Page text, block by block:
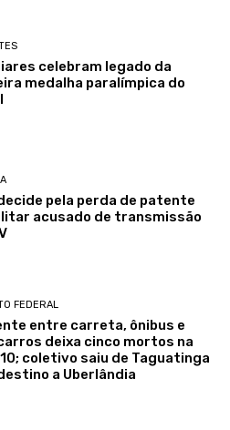
celebram legado da
medalha paralímpica do
pela perda de patente
acusado de transmissão
FEDERAL
entre carreta, ônibus e
deixa cinco mortos na
coletivo saiu de Taguatinga
a Uberlândia